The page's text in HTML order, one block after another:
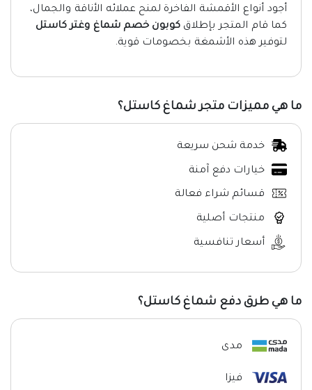
أجود أنواع الأقمشة الفاخرة لمنح عملائه الأناقة والجمال،
كما قام المتجر بإطلاق كوبون خصم شماغ وغتر كاستل
لتوفير هذه الأشمغة بخصومات قوية.
ما هي مميزات متجر شماغ كاستل؟
خدمة شحن سريعة
خيارات دفع آمنة
قسائم شراء فعالة
منتجات أصلية
أسعار تنافسية
ما هي طرق دفع شماغ كاستل؟
مدى
فيزا